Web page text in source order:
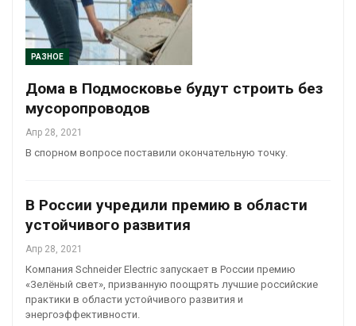
РАЗНОЕ
Дома в Подмосковье будут строить без
мусоропроводов
Апр 28, 2021
В спорном вопросе поставили окончательную точку.
В России учредили премию в области
устойчивого развития
Апр 28, 2021
Компания Schneider Electric запускает в России премию
«Зелёный свет», призванную поощрять лучшие российские
практики в области устойчивого развития и
энергоэффективности.